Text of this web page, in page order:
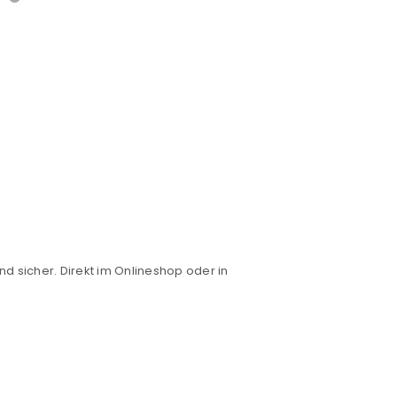
sicher. Direkt im Onlineshop oder in